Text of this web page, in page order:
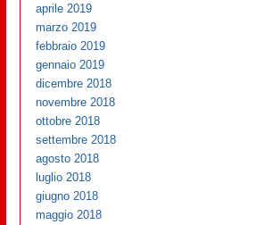
aprile 2019
marzo 2019
febbraio 2019
gennaio 2019
dicembre 2018
novembre 2018
ottobre 2018
settembre 2018
agosto 2018
luglio 2018
giugno 2018
maggio 2018